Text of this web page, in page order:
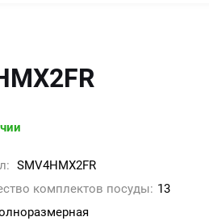
SMV4HMX2FR
комплектов посуды: 13